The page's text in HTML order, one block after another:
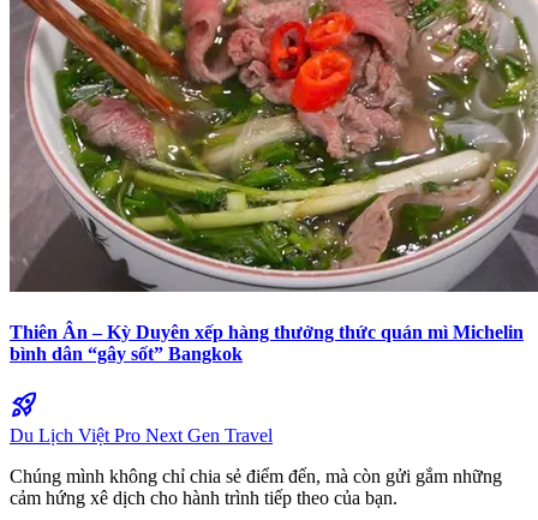
Thiên Ân – Kỳ Duyên xếp hàng thưởng thức quán mì Michelin
bình dân “gây sốt” Bangkok
rocket_launch
Du Lịch Việt Pro Next Gen Travel
Chúng mình không chỉ chia sẻ điểm đến, mà còn gửi gắm những
cảm hứng xê dịch cho hành trình tiếp theo của bạn.